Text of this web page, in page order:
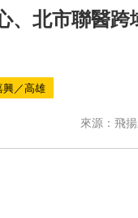
、北市聯醫
興／高雄
來源：飛